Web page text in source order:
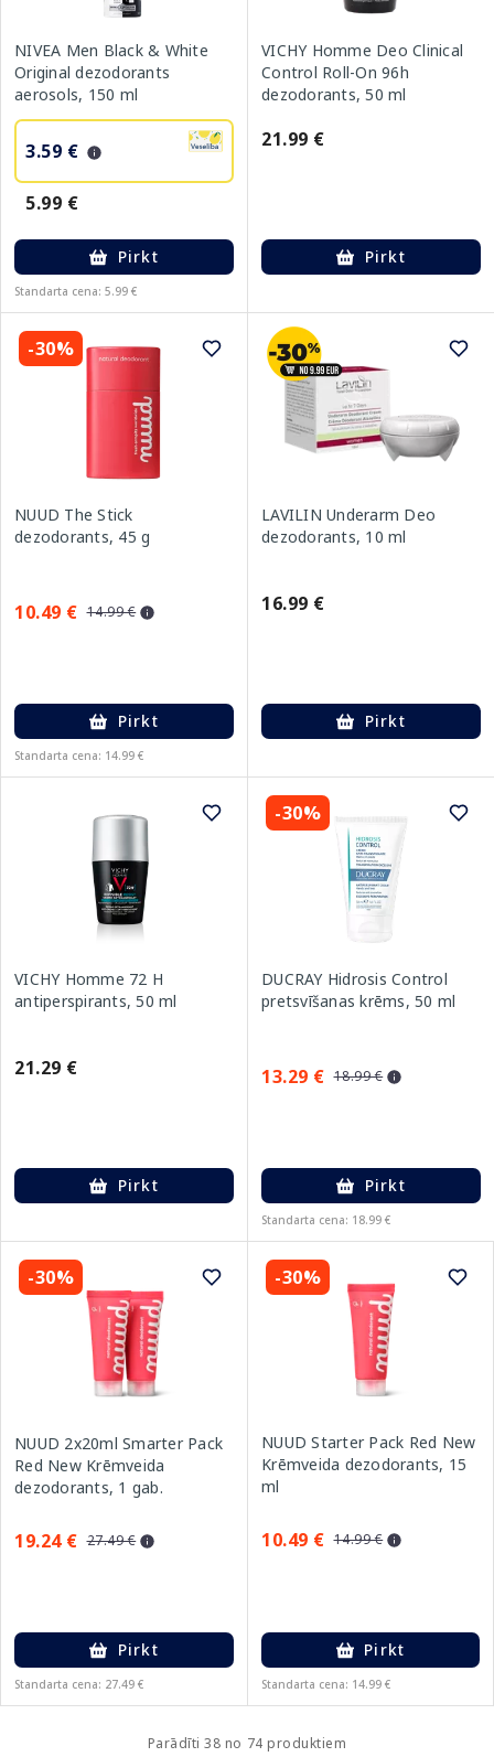
NIVEA Men Black & White
Original dezodorants
aerosols, 150 ml
3.59 €
5.99 €
Pirkt
Standarta cena: 5.99 €
VICHY Homme Deo Clinical
Control Roll-On 96h
dezodorants, 50 ml
21.99 €
Pirkt
-30%
NUUD The Stick
dezodorants, 45 g
10.49 € 14.99 €
Pirkt
Standarta cena: 14.99 €
LAVILIN Underarm Deo
dezodorants, 10 ml
16.99 €
Pirkt
VICHY Homme 72 H
antiperspirants, 50 ml
21.29 €
Pirkt
-30%
DUCRAY Hidrosis Control
pretsvīšanas krēms, 50 ml
13.29 € 18.99 €
Pirkt
Standarta cena: 18.99 €
-30%
NUUD 2x20ml Smarter Pack
Red New Krēmveida
dezodorants, 1 gab.
19.24 € 27.49 €
Pirkt
Standarta cena: 27.49 €
-30%
NUUD Starter Pack Red New
Krēmveida dezodorants, 15
ml
10.49 € 14.99 €
Pirkt
Standarta cena: 14.99 €
Parādīti 38 no 74 produktiem